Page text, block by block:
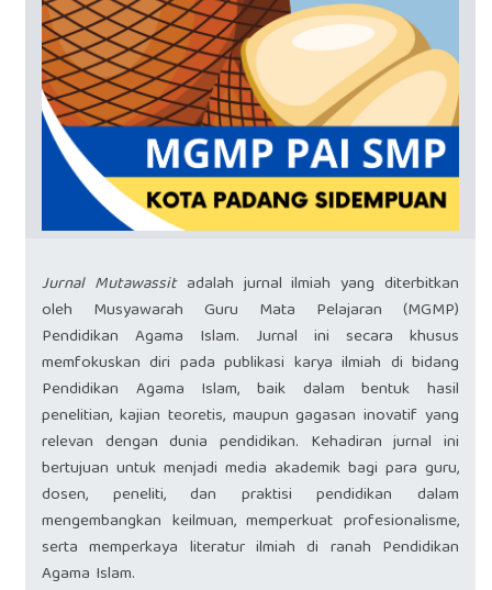
Jurnal Mutawassitadalah jurnal ilmiah yang diterbitkan
oleh Musyawarah Guru Mata Pelajaran (MGMP)
Pendidikan Agama Islam. Jurnal ini secara khusus
memfokuskan diri pada publikasi karya ilmiah di bidang
Pendidikan Agama Islam, baik dalam bentuk hasil
penelitian, kajian teoretis, maupun gagasan inovatif yang
relevan dengan dunia pendidikan. Kehadiran jurnal ini
bertujuan untuk menjadi media akademik bagi para guru,
dosen, peneliti, dan praktisi pendidikan dalam
mengembangkan keilmuan, memperkuat profesionalisme,
serta memperkaya literatur ilmiah di ranah Pendidikan
Agama Islam.